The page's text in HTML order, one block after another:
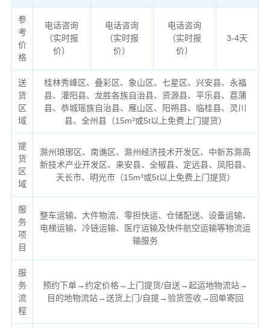
参
考
价
格
电话咨询
（实时报
价）
电话咨询
（实时报
价）
电话咨询
（实时报
价）
3-4天
送
货
区
域
桂林秀峰区、叠彩区、象山区、七星区、兴安县、永福
县、灌阳县、龙胜各族自治县、资源县、平乐县、荔蒲
县、恭城瑶族自治县、雁山区、阳朔县、临桂县、灵川
县、全州县（15m³或5t以上免费上门提货）
提
货
区
域
滁州琅琊区、南谯区、滁州经济技术开发区、中新苏滁高
新技术产业开发区、来安县、全椒县、定远县、凤阳县、
天长市、明光市（15m³或5t以上免费上门提货）
服
务
项
目
整车运输、大件物流、零担快运、仓储配送、设备运输、
电梯运输、冷链运输、医疗运输及快件航空运输等物流运
输服务
服
务
流
程
预约下单→约定价格→上门提货/自送→起运地物流站→
目的地物流站→送货上门/自提→验货签收→回单寄回